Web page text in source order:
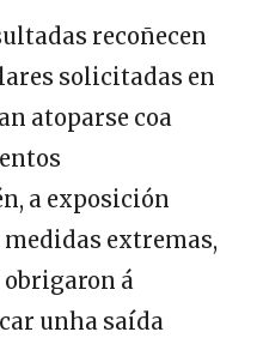
recoñecen
solicitadas en
atoparse coa
a exposición
medidas extremas,
obrigaron á
unha saída